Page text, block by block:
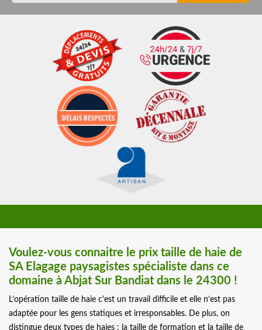
Voulez-vous connaitre le prix taille de haie de
SA Elagage paysagistes spécialiste dans ce
domaine à Abjat Sur Bandiat dans le 24300 !
L’opération taille de haie c'est un travail difficile et elle n’est pas
adaptée pour les gens statiques et irresponsables. De plus, on
distingue deux types de haies : la taille de formation et la taille de